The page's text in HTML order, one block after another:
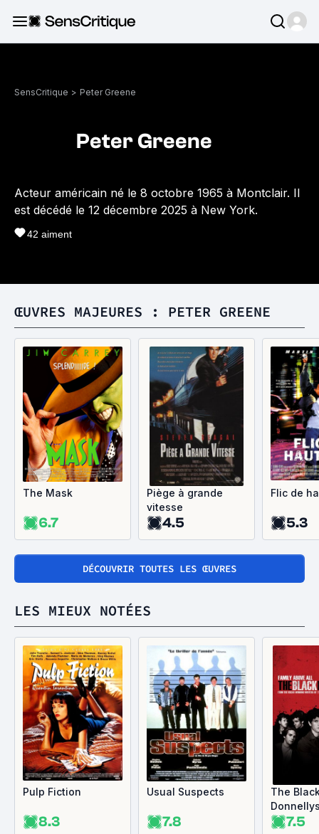
SensCritique > Peter Greene
Peter Greene
Acteur américain né le 8 octobre 1965 à Montclair. Il
est décédé le 12 décembre 2025 à New York.
42 aiment
ŒUVRES MAJEURES : PETER GREENE
The Mask
6.7
Piège à grande
vitesse
4.5
Flic de
5.3
DÉCOUVRIR TOUTES LES ŒUVRES
LES MIEUX NOTÉES
Pulp Fiction
8.3
Usual Suspects
7.8
The
7.5